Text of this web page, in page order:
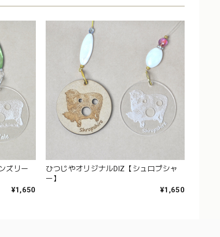
ズリー
¥1,650
ひつじやオリジナルDIZ【シュロプシャ
ー】
¥1,650